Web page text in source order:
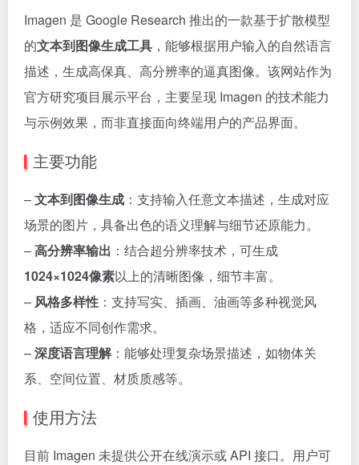
Imagen 是 Google Research 推出的一款基于扩散模型
的文本到图像生成工具 ，能够根据用户输入的自然语言
描述，生成高保真、高分辨率的逼真图像。该网站作为
官方研究项目展示平台，主要呈现 Imagen 的技术能力
与示例效果，而非直接面向终端用户的产品界面。
主要功能
–文本到图像生成 ：支持输入任意文本描述，生成对应
场景的图片，具备出色的语义理解与细节还原能力。
–高分辨率输出 ：结合超分辨率技术，可生成
1024×1024像素以上的清晰图像，细节丰富。
– 风格多样性 ：支持写实、插画、油画等多种视觉风
格，适应不同创作需求。
–深度语言理解：能够处理复杂场景描述，如物体关
系、空间位置、材质质感等。
使用方法
目前 Imagen 未提供公开在线演示或 API 接口。用户可